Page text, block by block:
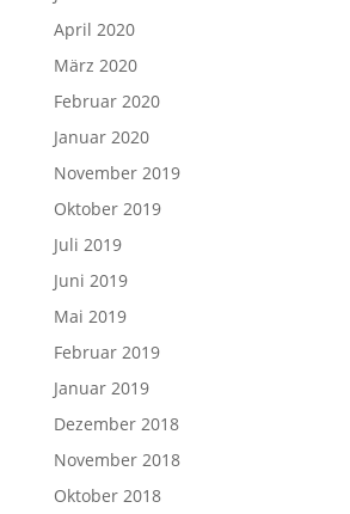
April 2020
März 2020
Februar 2020
Januar 2020
November 2019
Oktober 2019
Juli 2019
Juni 2019
Mai 2019
Februar 2019
Januar 2019
Dezember 2018
November 2018
Oktober 2018